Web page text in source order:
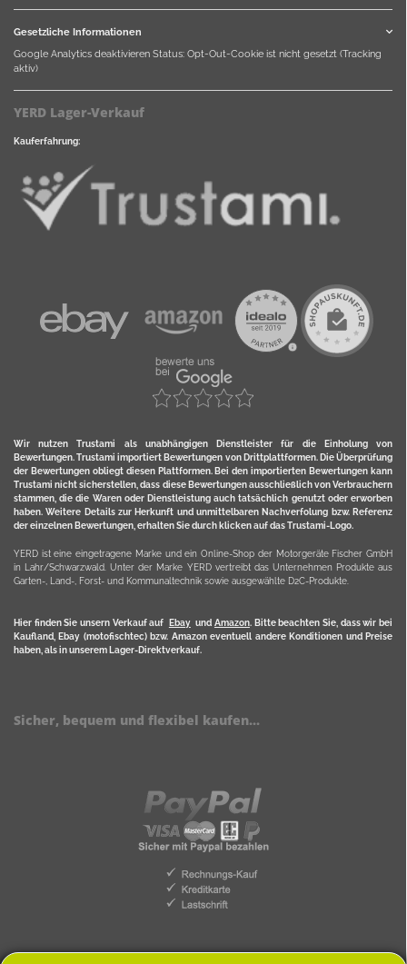
Gesetzliche Informationen
Google Analytics deaktivieren Status: Opt-Out-Cookie ist nicht gesetzt (Tracking
aktiv)
YERD Lager-Verkauf
Kauferfahrung:
Wir nutzen Trustami als unabhängigen Dienstleister für die Einholung von
Bewertungen. Trustami importiert Bewertungen von Drittplattformen. Die Überprüfung
der Bewertungen obliegt diesen Plattformen. Bei den importierten Bewertungen kann
Trustami nicht sicherstellen, dass diese Bewertungen ausschließlich von Verbrauchern
stammen, die die Waren oder Dienstleistung auch tatsächlich genutzt oder erworben
haben. Weitere Details zur Herkunft und unmittelbaren Nachverfolung bzw. Referenz
der einzelnen Bewertungen, erhalten Sie durch klicken auf das Trustami-Logo.
YERD ist eine eingetragene Marke und ein Online-Shop der Motorgeräte Fischer GmbH
in Lahr/Schwarzwald. Unter der Marke YERD vertreibt das Unternehmen Produkte aus
Garten-, Land-, Forst- und Kommunaltechnik sowie ausgewählte D2C-Produkte.
Hier finden Sie unsern Verkauf auf Ebayund Amazon. Bitte beachten Sie, dass wir bei
Kaufland, Ebay (motofischtec) bzw. Amazon eventuell andere Konditionen und Preise
haben, als in unserem Lager-Direktverkauf.
Sicher, bequem und flexibel kaufen...